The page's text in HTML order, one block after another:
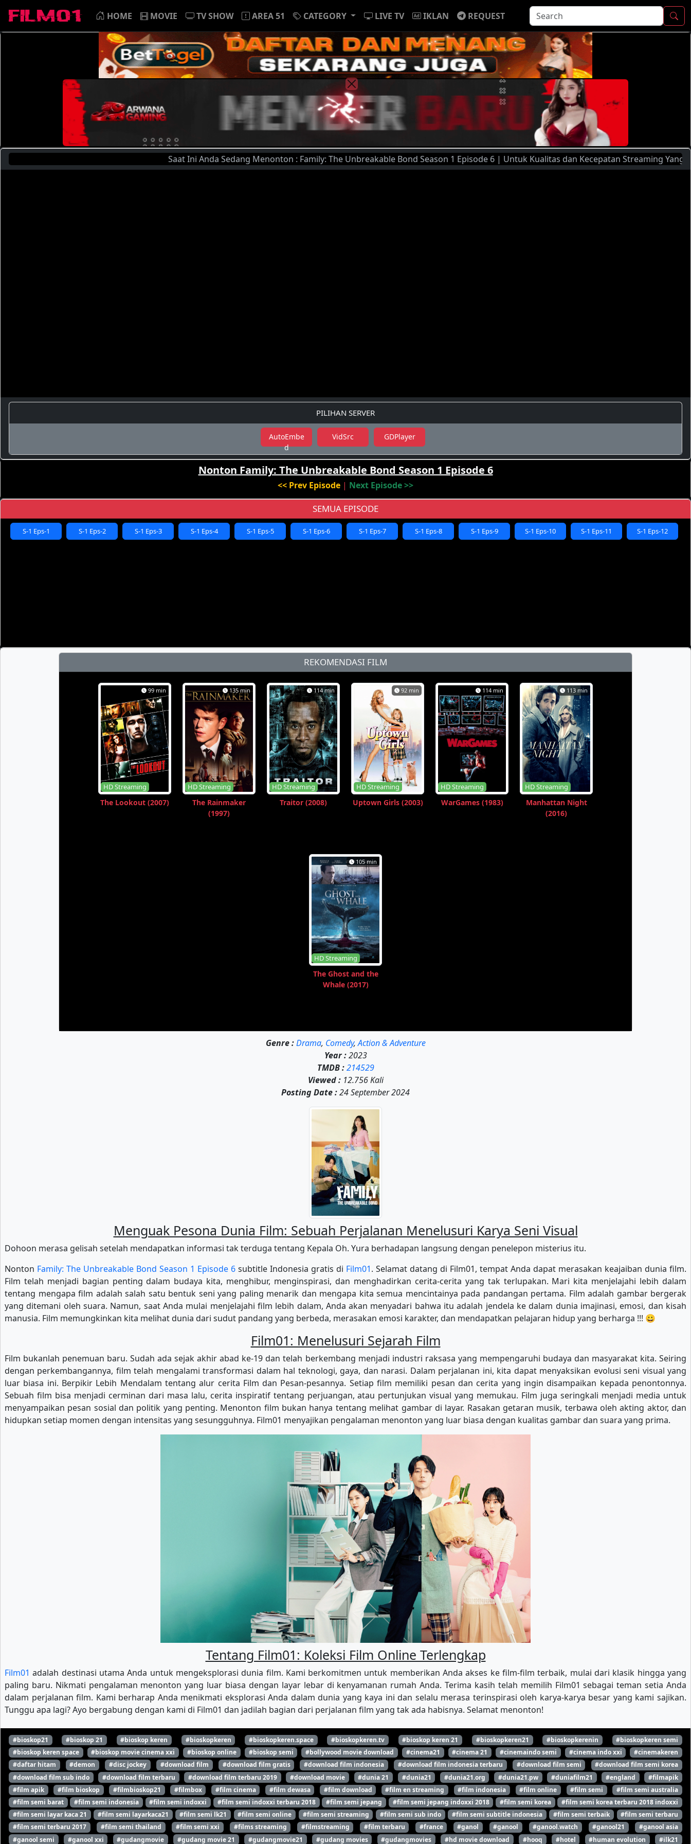
HOME MOVIE TV SHOW AREA 51 CATEGORY LIVE TV IKLAN REQUEST
Saat Ini Anda Sedang Menonton : Family: The Unbreakable Bond Season 1 Episode 6 | Untuk Kualitas dan Kecepatan Streaming Yang Lebih
PILIHAN SERVER
AutoEmbe
d
VidSrc GDPlayer
Nonton Family: The Unbreakable Bond Season 1 Episode 6
<< Prev Episode | Next Episode >>
SEMUA EPISODE
S-1 Eps-1 S-1 Eps-2 S-1 Eps-3 S-1 Eps-4 S-1 Eps-5 S-1 Eps-6 S-1 Eps-7 S-1 Eps-8 S-1 Eps-9 S-1 Eps-10 S-1 Eps-11 S-1 Eps-12
REKOMENDASI FILM
99 min
HD Streaming
The Lookout (2007)
135 min
HD Streaming
The Rainmaker
(1997)
114 min
HD Streaming
Traitor (2008)
92 min
HD Streaming
Uptown Girls (2003)
114 min
HD Streaming
WarGames (1983)
113 min
HD Streaming
Manhattan Night
(2016)
105 min
HD Streaming
The Ghost and the
Whale (2017)
Genre : Drama, Comedy,Action & Adventure
Year :2023
TMDB : 214529
Viewed :12.756 Kali
Posting Date :24 September 2024
Menguak Pesona Dunia Film: Sebuah Perjalanan Menelusuri Karya Seni Visual
Dohoon merasa gelisah setelah mendapatkan informasi tak terduga tentang Kepala Oh. Yura berhadapan langsung dengan penelepon misterius itu.
Nonton Family: The Unbreakable Bond Season 1 Episode 6 subtitle Indonesia gratis di Film01. Selamat datang di Film01, tempat Anda dapat merasakan keajaiban dunia film.
Film telah menjadi bagian penting dalam budaya kita, menghibur, menginspirasi, dan menghadirkan cerita-cerita yang tak terlupakan. Mari kita menjelajahi lebih dalam
tentang mengapa film adalah salah satu bentuk seni yang paling menarik dan mengapa kita semua mencintainya pada pandangan pertama. Film adalah gambar bergerak
yang ditemani oleh suara. Namun, saat Anda mulai menjelajahi film lebih dalam, Anda akan menyadari bahwa itu adalah jendela ke dalam dunia imajinasi, emosi, dan kisah
manusia. Film memungkinkan kita melihat dunia dari sudut pandang yang berbeda, merasakan emosi karakter, dan mendapatkan pelajaran hidup yang berharga !!! 😀
Film01: Menelusuri Sejarah Film
Film bukanlah penemuan baru. Sudah ada sejak akhir abad ke-19 dan telah berkembang menjadi industri raksasa yang mempengaruhi budaya dan masyarakat kita. Seiring
dengan perkembangannya, film telah mengalami transformasi dalam hal teknologi, gaya, dan narasi. Dalam perjalanan ini, kita dapat menyaksikan evolusi seni visual yang
luar biasa ini. Berpikir Lebih Mendalam tentang alur cerita Film dan Pesan-pesannya. Setiap film memiliki pesan dan cerita yang ingin disampaikan kepada penontonnya.
Sebuah film bisa menjadi cerminan dari masa lalu, cerita inspiratif tentang perjuangan, atau pertunjukan visual yang memukau. Film juga seringkali menjadi media untuk
menyampaikan pesan sosial dan politik yang penting. Menonton film bukan hanya tentang melihat gambar di layar. Rasakan getaran musik, terbawa oleh akting aktor, dan
hidupkan setiap momen dengan intensitas yang sesungguhnya. Film01 menyajikan pengalaman menonton yang luar biasa dengan kualitas gambar dan suara yang prima.
Tentang Film01: Koleksi Film Online Terlengkap
Film01 adalah destinasi utama Anda untuk mengeksplorasi dunia film. Kami berkomitmen untuk memberikan Anda akses ke film-film terbaik, mulai dari klasik hingga yang
paling baru. Nikmati pengalaman menonton yang luar biasa dengan layar lebar di kenyamanan rumah Anda. Terima kasih telah memilih Film01 sebagai teman setia Anda
dalam perjalanan film. Kami berharap Anda menikmati eksplorasi Anda dalam dunia yang kaya ini dan selalu merasa terinspirasi oleh karya-karya besar yang kami sajikan.
Tunggu apa lagi? Ayo bergabung dengan kami di Film01 dan jadilah bagian dari perjalanan film yang tak ada habisnya. Selamat menonton!
#bioskop21 #bioskop 21 #bioskop keren #bioskopkeren #bioskopkeren.space #bioskopkeren.tv #bioskop keren 21 #bioskopkeren21 #bioskopkerenin
#bioskopkeren semi
#bioskop keren space
#bioskop movie cinema xxi #bioskop online #bioskop semi #bollywood movie download #cinema21 #cinema 21 #cinemaindo semi #cinema indo xxi
#cinemakeren
#daftar hitam
#demon #disc jockey #download film #download film gratis #download film indonesia #download film indonesia terbaru #download film semi
#download film semi korea
#download film sub indo
#download film terbaru #download film terbaru 2019 #download movie #dunia 21 #dunia21 #dunia21.org #dunia21.pw #duniafilm21 #england
#filmapik
#film apik
#film bioskop #filmbioskop21 #filmbox #film cinema #film dewasa #film download #film en streaming #film indonesia #film online #film semi
#film semi australia
#film semi barat
#film semi indonesia #film semi indoxxi #film semi indoxxi terbaru 2018 #film semi jepang #film semi jepang indoxxi 2018 #film semi korea
#film semi korea terbaru 2018 indoxxi
#film semi layar kaca 21
#film semi layarkaca21 #film semi lk21 #film semi online #film semi streaming #film semi sub indo #film semi subtitle indonesia #film semi terbaik
#film semi terbaru
#film semi terbaru 2017
#film semi thailand #film semi xxi #films streaming #filmstreaming #film terbaru #france #ganol #ganool #ganool.watch #ganool21
#ganool asia
#ganool semi
#ganool xxi #gudangmovie #gudang movie 21 #gudangmovie21 #gudang movies #gudangmovies #hd movie download #hooq #hotel #human evolution #ilk21